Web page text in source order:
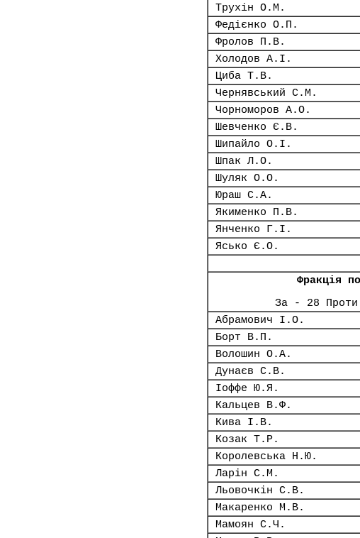
Трухін О.М.
Федієнко О.П.
Фролов П.В.
Холодов А.І.
Циба Т.В.
Чернявський С.М.
Чорноморов А.О.
Шевченко Є.В.
Шипайло О.І.
Шпак Л.О.
Шуляк О.О.
Юраш С.А.
Якименко П.В.
Янченко Г.І.
Ясько Є.О.
Фракція
За - 28
Абрамович І.О.
Борт В.П.
Волошин О.А.
Дунаєв С.В.
Іоффе Ю.Я.
Кальцев В.Ф.
Кива І.В.
Козак Т.Р.
Королевська Н.Ю.
Ларін С.М.
Льовочкін С.В.
Макаренко М.В.
Мамоян С.Ч.